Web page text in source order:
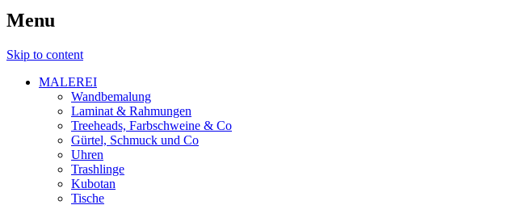
Menu
Skip to content
MALEREI
Wandbemalung
Laminat & Rahmungen
Treeheads, Farbschweine & Co
Gürtel, Schmuck und Co
Uhren
Trashlinge
Kubotan
Tische